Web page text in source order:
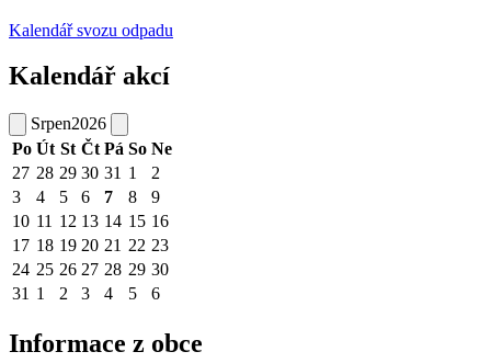
Kalendář svozu odpadu
Kalendář akcí
Srpen2026
Po Út St Čt Pá So Ne
27 28 29 30 31 1
2
3
4 5 6 7 8
9
10 11 12 13 14 15 16
17 18 19 20 21 22 23
24 25 26 27 28 29 30
31 1 2 3 4 5 6
Informace z obce